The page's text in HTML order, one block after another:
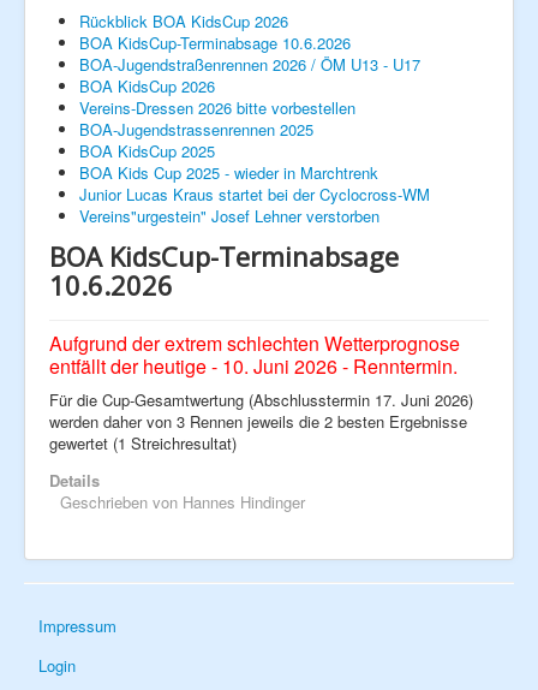
Home
Rennberichte
Veranstaltungen
Verein
Vorstand
Geschichte
Mitglied werden
Fan - Artikel
Clubkalender
Unsere Sponsoren
Rennlizenzen
Next Generation
Hobby
Ausfahrten
Galerie
2015
2016
2017
2019
2022
2023
Rückblick BOA KidsCup 2026
BOA KidsCup-Terminabsage 10.6.2026
BOA-Jugendstraßenrennen 2026 / ÖM U13 - U17
BOA KidsCup 2026
Vereins-Dressen 2026 bitte vorbestellen
BOA-Jugendstrassenrennen 2025
BOA KidsCup 2025
BOA Kids Cup 2025 - wieder in Marchtrenk
Junior Lucas Kraus startet bei der Cyclocross-WM
Vereins"urgestein" Josef Lehner verstorben
BOA KidsCup-Terminabsage
10.6.2026
Aufgrund der extrem schlechten Wetterprognose
entfällt der heutige - 10. Juni 2026 - Renntermin.
Für die Cup-Gesamtwertung (Abschlusstermin 17. Juni 2026)
werden daher von 3 Rennen jeweils die 2 besten Ergebnisse
gewertet (1 Streichresultat)
Details
Geschrieben von Hannes Hindinger
Impressum
Login